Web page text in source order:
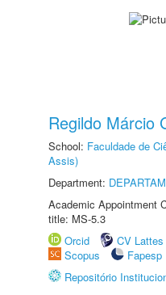
Regildo Márcio
School: Faculdade de
Assis)
Department:
Academic Appointment
title: MS-5.3
Orcid
CV Lattes
Scopus
Fapesp
Repositório